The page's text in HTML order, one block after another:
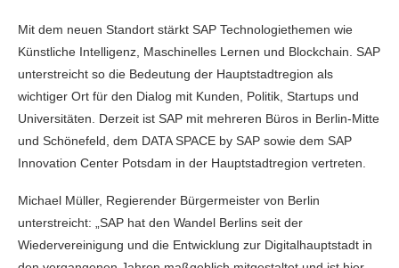
Mit dem neuen Standort stärkt SAP Technologiethemen wie
Künstliche Intelligenz, Maschinelles Lernen und Blockchain. SAP
unterstreicht so die Bedeutung der Hauptstadtregion als
wichtiger Ort für den Dialog mit Kunden, Politik, Startups und
Universitäten. Derzeit ist SAP mit mehreren Büros in Berlin-Mitte
und Schönefeld, dem DATA SPACE by SAP sowie dem SAP
Innovation Center Potsdam in der Hauptstadtregion vertreten.
Michael Müller, Regierender Bürgermeister von Berlin
unterstreicht: „SAP hat den Wandel Berlins seit der
Wiedervereinigung und die Entwicklung zur Digitalhauptstadt in